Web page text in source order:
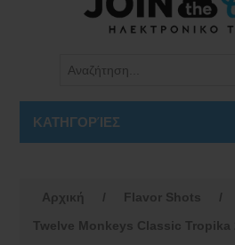
ΚΑΤΗΓΟΡΊΕΣ
Αρχική / Flavor Shots /
Twelve Monkeys Classic Tropika